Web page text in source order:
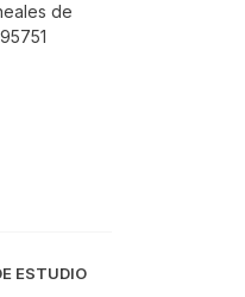
de
ESTUDIO